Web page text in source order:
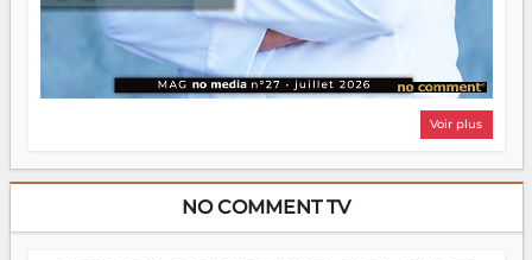
Voir plus
NO COMMENT TV